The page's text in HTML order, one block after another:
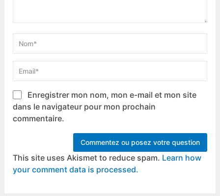
Enregistrer mon nom, mon e-mail et mon site
dans le navigateur pour mon prochain
commentaire.
This site uses Akismet to reduce spam. Learn how
your comment data is processed.